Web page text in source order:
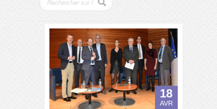
18
AVR